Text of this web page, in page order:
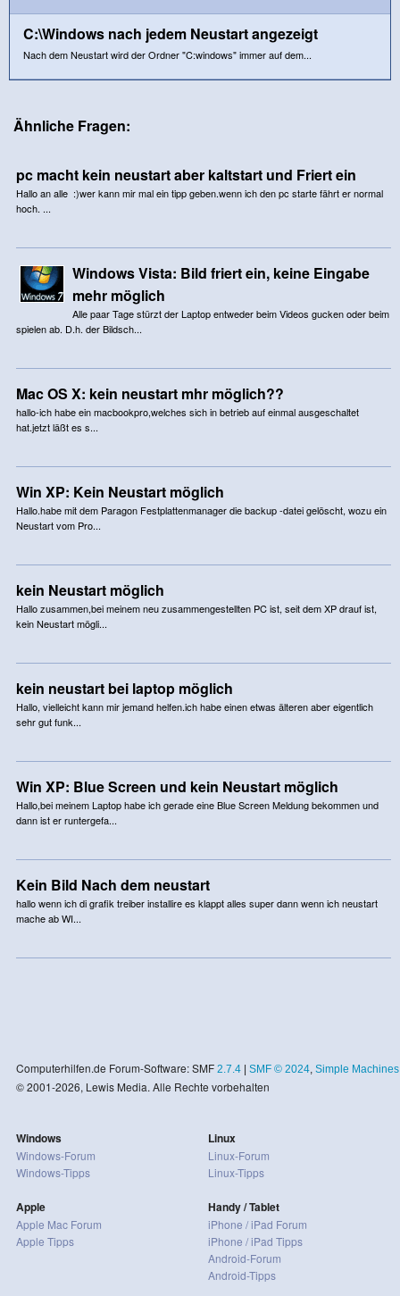
C:\Windows nach jedem Neustart angezeigt
Nach dem Neustart wird der Ordner "C:windows" immer auf dem...
Ähnliche Fragen:
pc macht kein neustart aber kaltstart und Friert ein
Hallo an alle :)wer kann mir mal ein tipp geben.wenn ich den pc starte fährt er normal
hoch. ...
Windows Vista: Bild friert ein, keine Eingabe
mehr möglich
Alle paar Tage stürzt der Laptop entweder beim Videos gucken oder beim
spielen ab. D.h. der Bildsch...
Mac OS X: kein neustart mhr möglich??
hallo-ich habe ein macbookpro,welches sich in betrieb auf einmal ausgeschaltet
hat.jetzt läßt es s...
Win XP: Kein Neustart möglich
Hallo.habe mit dem Paragon Festplattenmanager die backup -datei gelöscht, wozu ein
Neustart vom Pro...
kein Neustart möglich
Hallo zusammen,bei meinem neu zusammengestellten PC ist, seit dem XP drauf ist,
kein Neustart mögli...
kein neustart bei laptop möglich
Hallo, vielleicht kann mir jemand helfen.ich habe einen etwas älteren aber eigentlich
sehr gut funk...
Win XP: Blue Screen und kein Neustart möglich
Hallo,bei meinem Laptop habe ich gerade eine Blue Screen Meldung bekommen und
dann ist er runtergefa...
Kein Bild Nach dem neustart
hallo wenn ich di grafik treiber installire es klappt alles super dann wenn ich neustart
mache ab WI...
Computerhilfen.de Forum-Software: SMF 2.7.4| SMF © 2024, Simple Machines
© 2001-2026, Lewis Media. Alle Rechte vorbehalten
Windows
Windows-Forum
Windows-Tipps
Apple
Apple Mac Forum
Apple Tipps
Linux
Linux-Forum
Linux-Tipps
Handy / Tablet
iPhone / iPad Forum
iPhone / iPad Tipps
Android-Forum
Android-Tipps